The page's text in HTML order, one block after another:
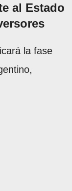
al Estado
la fase